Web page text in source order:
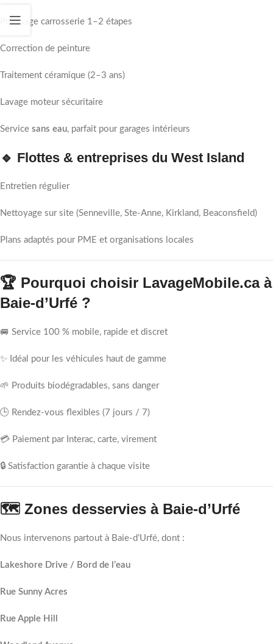
Polissage carrosserie 1–2 étapes
Correction de peinture
Traitement céramique (2–3 ans)
Lavage moteur sécuritaire
Service sans eau, parfait pour garages intérieurs
🔹 Flottes & entreprises du West Island
Entretien régulier
Nettoyage sur site (Senneville, Ste-Anne, Kirkland, Beaconsfield)
Plans adaptés pour PME et organisations locales
🏆 Pourquoi choisir LavageMobile.ca à
Baie-d’Urfé ?
🚐 Service 100 % mobile, rapide et discret
✨ Idéal pour les véhicules haut de gamme
🌱 Produits biodégradables, sans danger
🕒 Rendez-vous flexibles (7 jours / 7)
💳 Paiement par Interac, carte, virement
🔒 Satisfaction garantie à chaque visite
🗺️ Zones desservies à Baie-d’Urfé
Nous intervenons partout à Baie-d’Urfé, dont :
Lakeshore Drive / Bord de l’eau
Rue Sunny Acres
Rue Apple Hill